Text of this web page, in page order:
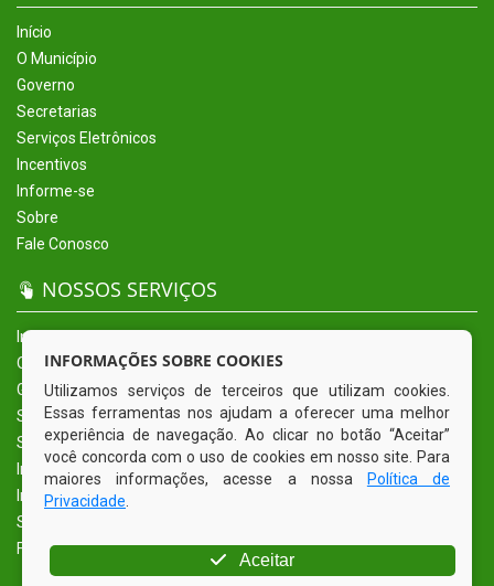
Início
O Município
Governo
Secretarias
Serviços Eletrônicos
Incentivos
Informe-se
Sobre
Fale Conosco
NOSSOS SERVIÇOS
Início
O Município
Governo
Secretarias
Serviços Eletrônicos
Incentivos
Informe-se
Sobre
Fale Conosco
INFORMAÇÕES SOBRE COOKIES
Utilizamos serviços de terceiros que utilizam cookies.
Essas ferramentas nos ajudam a oferecer uma melhor
experiência de navegação. Ao clicar no botão “Aceitar”
você concorda com o uso de cookies em nosso site. Para
maiores informações, acesse a nossa
Política de
Privacidade
Aceitar